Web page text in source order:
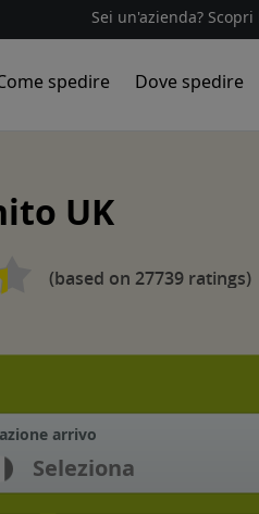
Sei un'azienda? Scopri
spedire Dove spedire
UK
(based on 27739 ratings)
arrivo